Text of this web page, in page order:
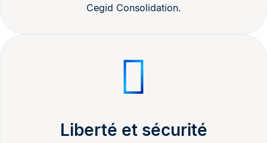
Cegid Consolidation.
Liberté et sécurité